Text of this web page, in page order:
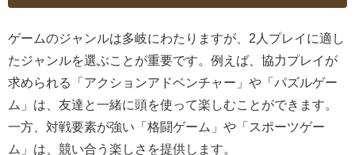
ゲームのジャンルは多岐にわたりますが、2人プレイに適し
たジャンルを選ぶことが重要です。例えば、協力プレイが
求められる「アクションアドベンチャー」や「パズルゲー
ム」は、友達と一緒に頭を使って楽しむことができます。
一方、対戦要素が強い「格闘ゲーム」や「スポーツゲー
ム」は、競い合う楽しさを提供します。